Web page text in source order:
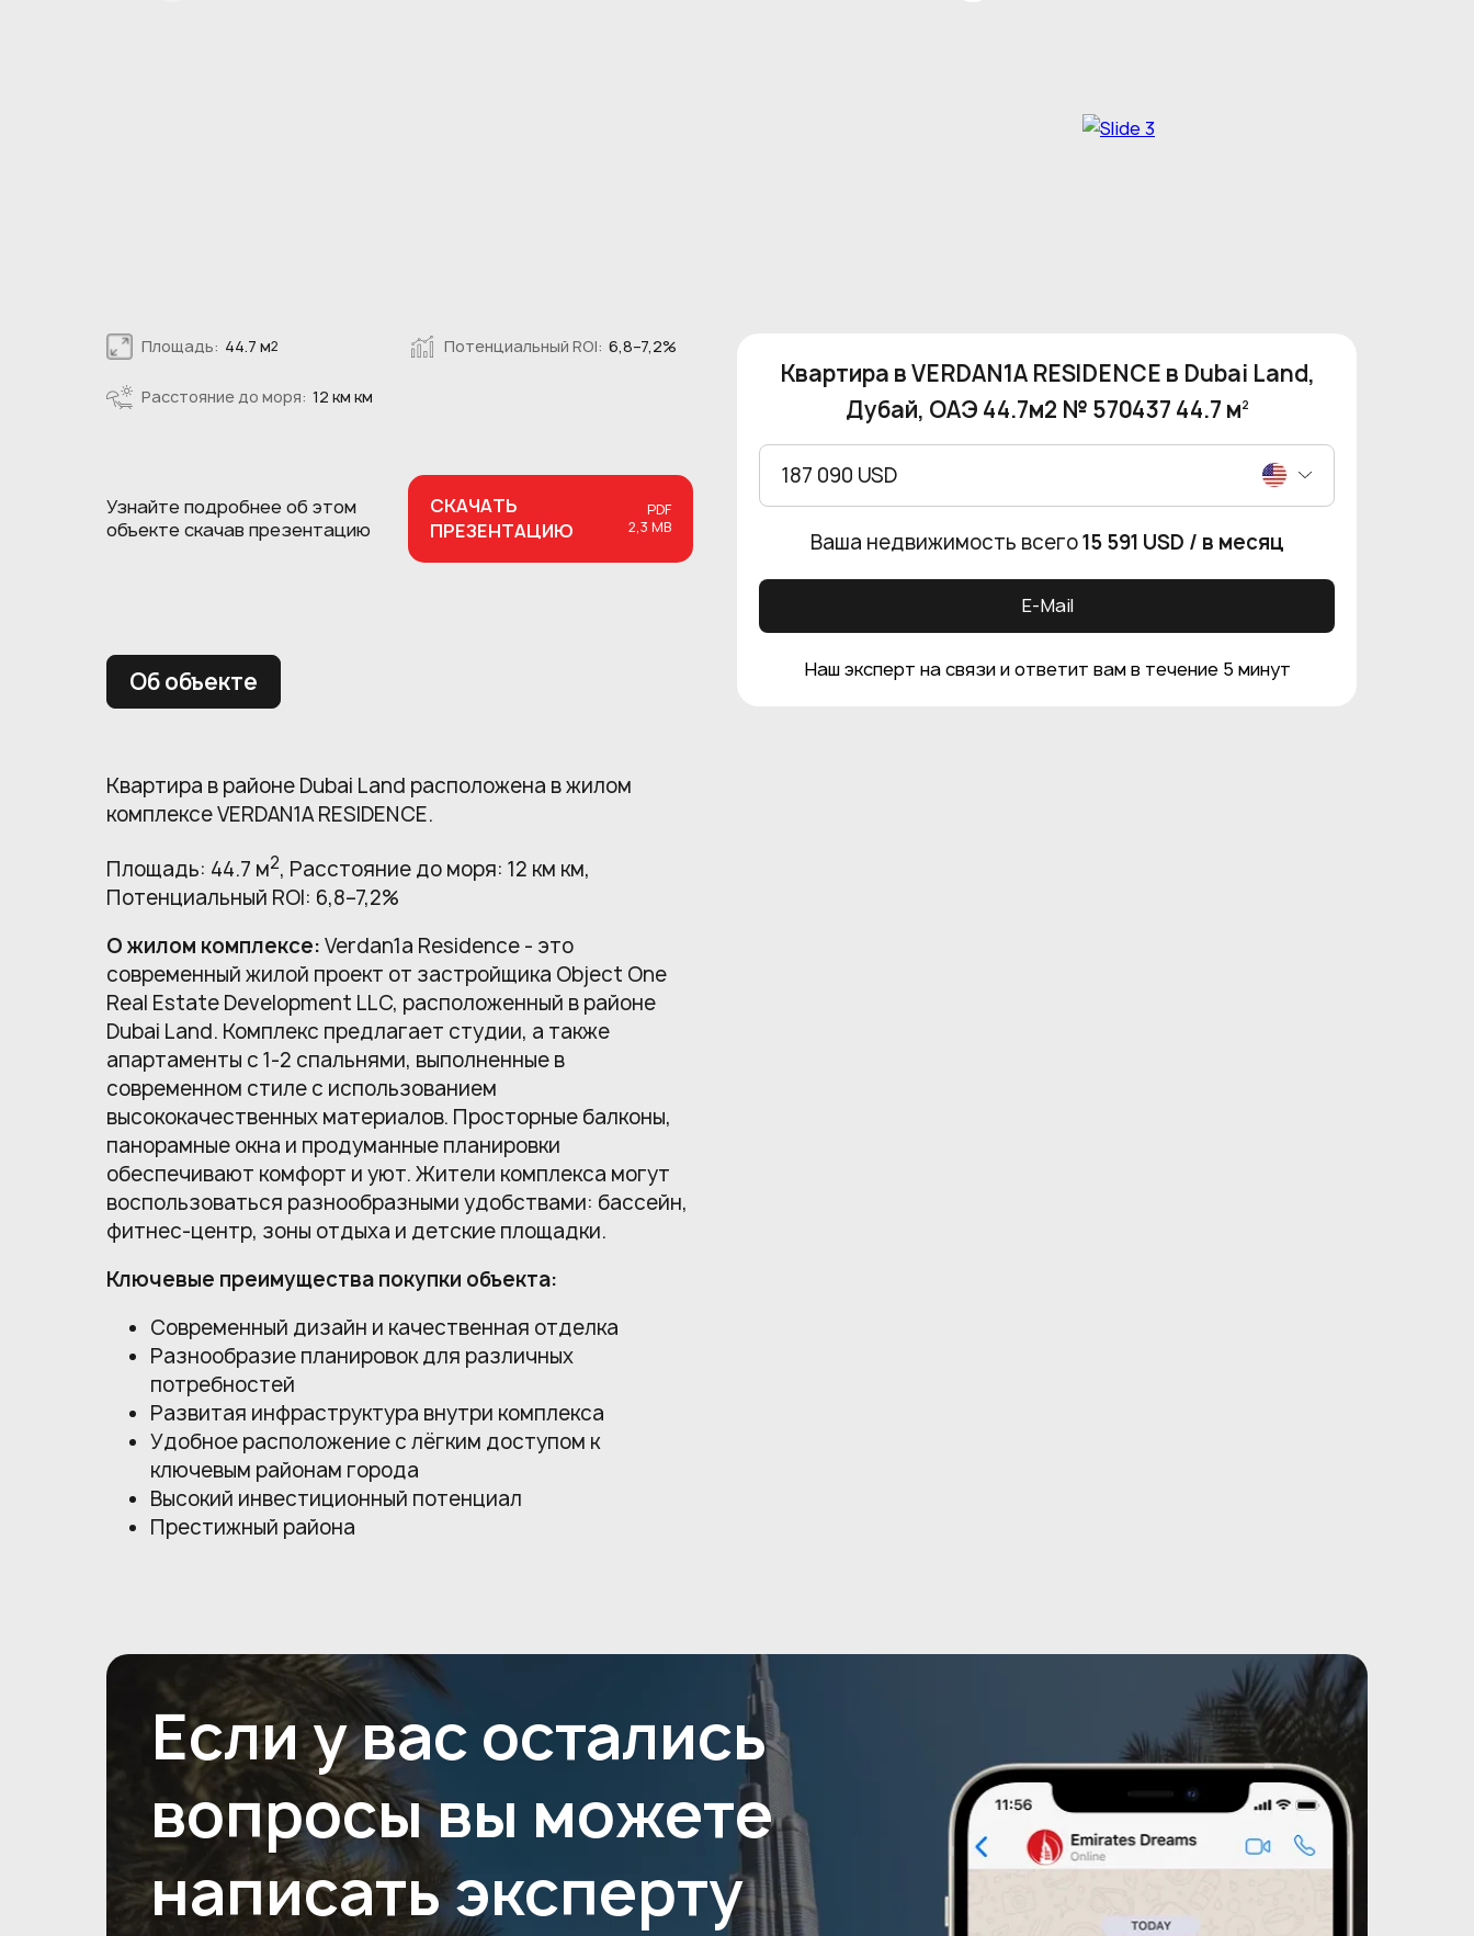
Площадь: 44.7 м2
Расстояние до моря: 12 км км
Потенциальный ROI: 6,8–7,2%
Узнайте подробнее об этом
объектескачав презентацию
СКАЧАТЬ
ПРЕЗЕНТАЦИЮ
PDF
2,3 MB
Об объекте
Квартира в районе Dubai Land расположена в жилом
комплексе VERDAN1A RESIDENCE.
Площадь: 44.7 м2, Расстояние до моря: 12 км км,
Потенциальный ROI: 6,8–7,2%
О жилом комплексе: Verdan1a Residence - это
современный жилой проект от застройщика Object One
Real Estate Development LLC, расположенный в районе
Dubai Land. Комплекс предлагает студии, а также
апартаменты с 1-2 спальнями, выполненные в
современном стиле с использованием
высококачественных материалов. Просторные балконы,
панорамные окна и продуманные планировки
обеспечивают комфорт и уют. Жители комплекса могут
воспользоваться разнообразными удобствами: бассейн,
фитнес-центр, зоны отдыха и детские площадки.
Ключевые преимущества покупки объекта:
Современный дизайн и качественная отделка
Разнообразие планировок для различных
потребностей
Развитая инфраструктура внутри комплекса
Удобное расположение с лёгким доступом к
ключевым районам города
Высокий инвестиционный потенциал
Престижный района
Квартира в VERDAN1A RESIDENCE в Dubai Land,
Дубай, ОАЭ 44.7м2 № 570437 44.7 м2
187 090 USD
Ваша недвижимость всего15 591 USD / в месяц
E-Mail
Наш эксперт на связи и ответит вам в течение 5 минут
Если у вас остались
вопросы вы можете
написать эксперту